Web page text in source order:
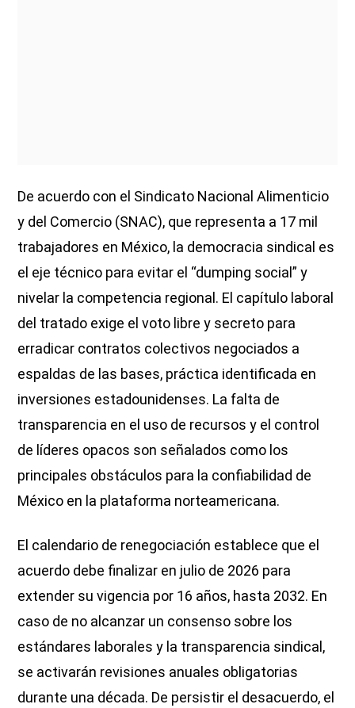
De acuerdo con el Sindicato Nacional Alimenticio
y del Comercio (SNAC), que representa a 17 mil
trabajadores en México, la democracia sindical es
el eje técnico para evitar el “dumping social” y
nivelar la competencia regional. El capítulo laboral
del tratado exige el voto libre y secreto para
erradicar contratos colectivos negociados a
espaldas de las bases, práctica identificada en
inversiones estadounidenses. La falta de
transparencia en el uso de recursos y el control
de líderes opacos son señalados como los
principales obstáculos para la confiabilidad de
México en la plataforma norteamericana.
El calendario de renegociación establece que el
acuerdo debe finalizar en julio de 2026 para
extender su vigencia por 16 años, hasta 2032. En
caso de no alcanzar un consenso sobre los
estándares laborales y la transparencia sindical,
se activarán revisiones anuales obligatorias
durante una década. De persistir el desacuerdo, el